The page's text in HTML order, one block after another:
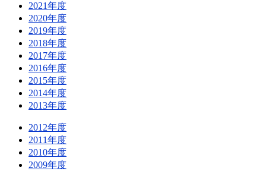
2021年度
2020年度
2019年度
2018年度
2017年度
2016年度
2015年度
2014年度
2013年度
2012年度
2011年度
2010年度
2009年度